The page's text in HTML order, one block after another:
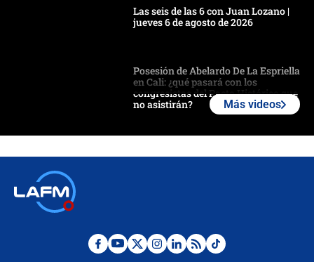
Las seis de las 6 con Juan Lozano |
jueves 6 de agosto de 2026
Posesión de Abelardo De La Espriella
en Cali: ¿qué pasará con los
congresistas del Pacto Histórico que
no asistirán?
¿Por qué De la Espriella gobernará
Más videos